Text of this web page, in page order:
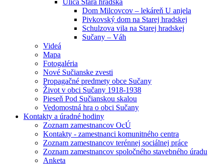
Ulica Stará hradská
Dom Milcovcov – lekáreň U anjela
Pivkovský dom na Starej hradskej
Schulzova vila na Starej hradskej
Sučany – Váh
Videá
Mapa
Fotogaléria
Nové Sučianske zvesti
Propagačné predmety obce Sučany
Život v obci Sučany 1918-1938
Pieseň Pod Sučianskou skalou
Vedomostná hra o obci Sučany
Kontakty a úradné hodiny
Zoznam zamestnancov OcÚ
Kontakty - zamestnanci komunitného centra
Zoznam zamestnancov terénnej sociálnej práce
Zoznam zamestnancov spoločného stavebného úradu
Anketa